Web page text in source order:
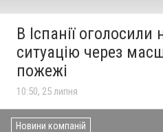
В Іспанії
ситуацію через
пожежі
10:50, 25 липня
Новини компаній